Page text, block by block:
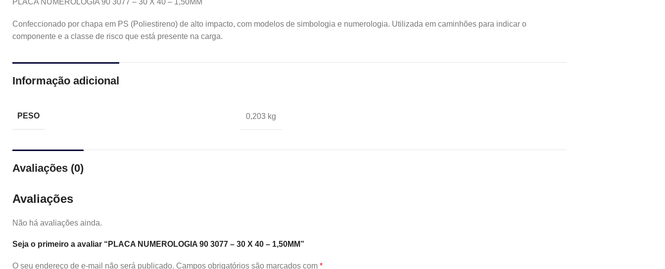
PLACA NUMEROLOGIA 90 3077 – 30 X 40 – 1,50MM
Confeccionado por chapa em PS (Poliestireno) de alto impacto, com modelos de simbologia e numerologia. Utilizada em caminhões para indicar o
componente e a classe de risco que está presente na carga.
Informação adicional
PESO 0,203 kg
Avaliações (0)
Avaliações
Não há avaliações ainda.
Seja o primeiro a avaliar “PLACA NUMEROLOGIA 90 3077 – 30 X 40 – 1,50MM”
O seu endereço de e-mail não será publicado. Campos obrigatórios são marcados com *